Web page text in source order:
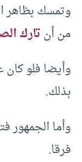
وتمسك بظاهر
من أنتارك
وأيضا فلو كان
بذلك.
وأما الجمهور
فرقا.